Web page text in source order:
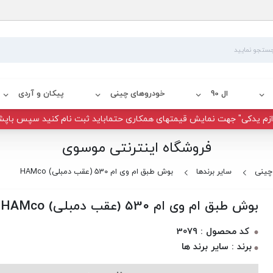
ال 90 خودروهای چینی پیکان و آردی
یدکی" جهت نمایش قیمتهای همکاری حتماباید ثبت نام کنید سپس
فروشگاه اینترنتی موسوی
سایر برندها بوش طبق ام وی ام 530 (عقب دمبلی) HAMco
بوش طبق ام وی ام 530 (عقب دمبلی) HAMco
کد محصول : 3079
برند : سایر برند ها